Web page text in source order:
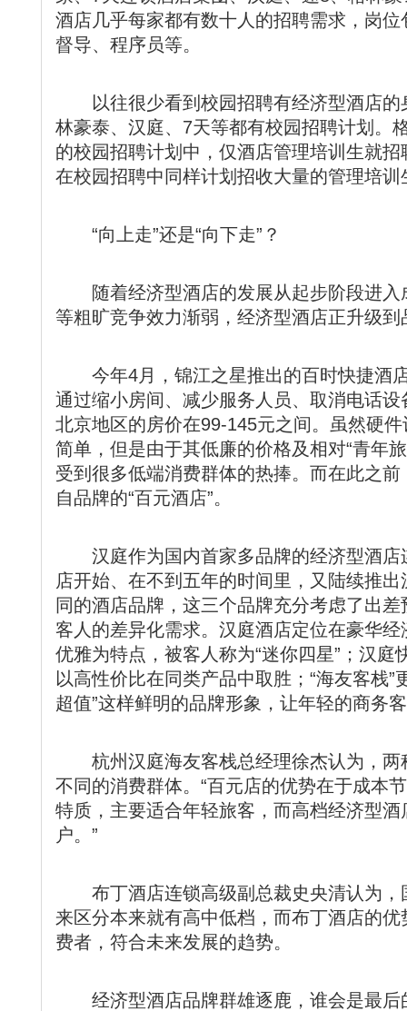
酒店几乎每家都有数十人的招聘需求，岗
督导、程序员等。
以往很少看到校园招聘有经济型酒店的
林豪泰、汉庭、7天等都有校园招聘计划。
的校园招聘计划中，仅酒店管理培训生就
在校园招聘中同样计划招收大量的管理培训
“向上走”还是“向下走”？
随着经济型酒店的发展从起步阶段进入
等粗旷竞争效力渐弱，经济型酒店正升级
今年4月，锦江之星推出的百时快捷酒
通过缩小房间、减少服务人员、取消电话
北京地区的房价在99-145元之间。虽然硬
简单，但是由于其低廉的价格及相对“青年
受到很多低端消费群体的热捧。而在此之
自品牌的“百元酒店”。
汉庭作为国内首家多品牌的经济型酒店
店开始、在不到五年的时间里，又陆续推
同的酒店品牌，这三个品牌充分考虑了出
客人的差异化需求。汉庭酒店定位在豪华
优雅为特点，被客人称为“迷你四星”；汉庭
以高性价比在同类产品中取胜；“海友客栈”
超值”这样鲜明的品牌形象，让年轻的商务
杭州汉庭海友客栈总经理徐杰认为，两
不同的消费群体。“百元店的优势在于成本
特质，主要适合年轻旅客，而高档经济型
户。”
布丁酒店连锁高级副总裁史央清认为，
来区分本来就有高中低档，而布丁酒店的
费者，符合未来发展的趋势。
经济型酒店品牌群雄逐鹿，谁会是最后